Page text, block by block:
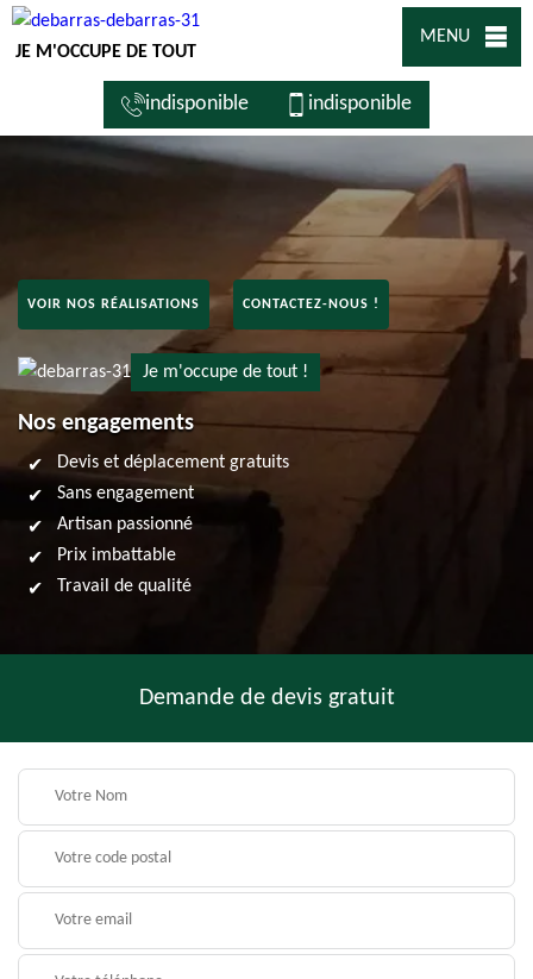
JE M'OCCUPE DE TOUT
MENU
indisponible indisponible
VOIR NOS RÉALISATIONS CONTACTEZ-NOUS !
Je m'occupe de tout !
Nos engagements
Devis et déplacement gratuits
Sans engagement
Artisan passionné
Prix imbattable
Travail de qualité
Demande de devis gratuit